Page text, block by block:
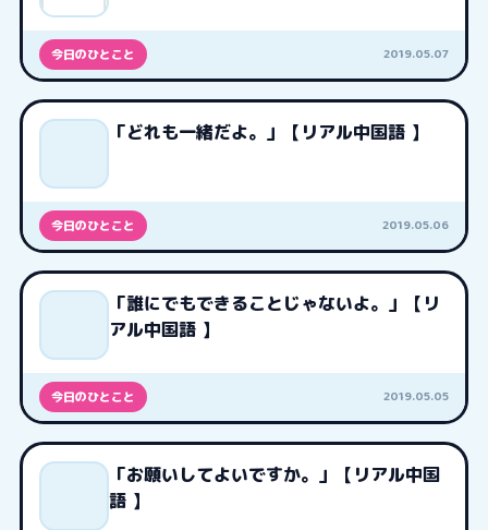
今日のひとこと 2019.05.07
「どれも一緒だよ。」【リアル中国語 】
今日のひとこと 2019.05.06
「誰にでもできることじゃないよ。」【リ
アル中国語 】
今日のひとこと 2019.05.05
「お願いしてよいですか。」【リアル中国
語 】